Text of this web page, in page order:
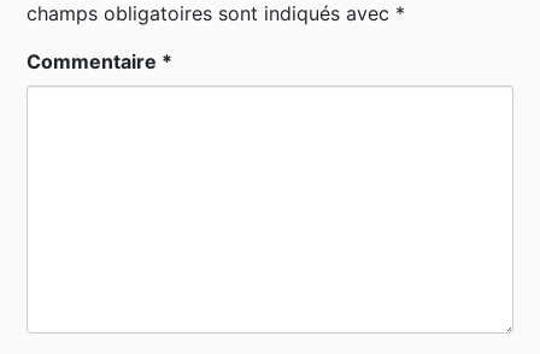
champs obligatoires sont indiqués avec *
Commentaire *